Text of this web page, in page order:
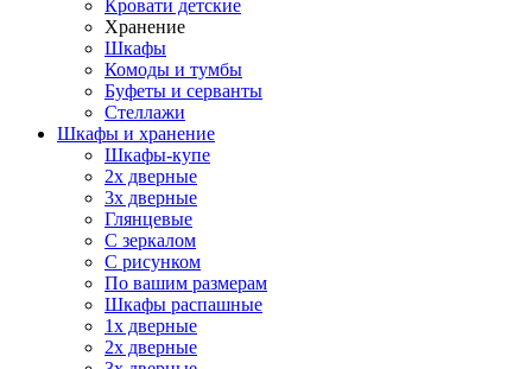
Кровати детские
Хранение
Шкафы
Комоды и тумбы
Буфеты и серванты
Стеллажи
Шкафы и хранение
Шкафы-купе
2х дверные
3х дверные
Глянцевые
С зеркалом
С рисунком
По вашим размерам
Шкафы распашные
1х дверные
2х дверные